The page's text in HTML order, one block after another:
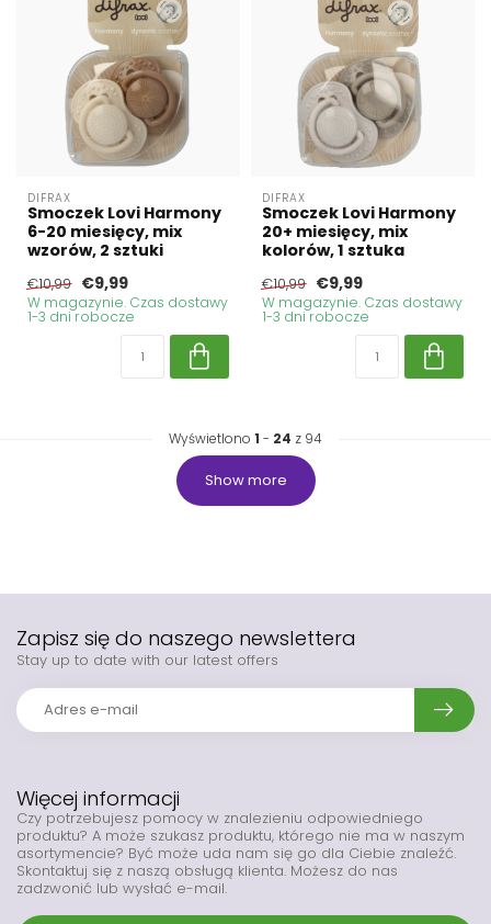
DIFRAX
Smoczek Lovi Harmony
6-20 miesięcy, mix
wzorów, 2 sztuki
€10,99 €9,99
W magazynie. Czas dostawy
1-3 dni robocze
DIFRAX
Smoczek Lovi Harmony
20+ miesięcy, mix
kolorów, 1 sztuka
€10,99 €9,99
W magazynie. Czas dostawy
1-3 dni robocze
Wyświetlono 1 - 24 z 94
Show more
Więcej informacji
Czy potrzebujesz pomocy w znalezieniu odpowiedniego
produktu? A może szukasz produktu, którego nie ma w naszym
asortymencie? Być może uda nam się go dla Ciebie znaleźć.
Skontaktuj się z naszą obsługą klienta. Możesz do nas
zadzwonić lub wysłać e-mail.
Zapisz się do naszego newslettera
Stay up to date with our latest offers